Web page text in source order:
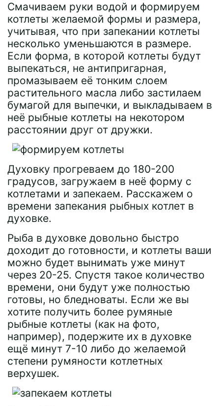
Смачиваем руки водой и формируем
котлеты желаемой формы и размера,
учитывая, что при запекании котлеты
несколько уменьшаются в размере.
Если форма, в которой котлеты будут
выпекаться, не антипригарная,
промазываем её тонким слоем
растительного масла либо застилаем
бумагой для выпечки, и выкладываем в
неё рыбные котлеты на некотором
расстоянии друг от дружки.
Духовку прогреваем до 180-200
градусов, загружаем в неё форму с
котлетами и запекаем. Расскажем о
времени запекания рыбных котлет в
духовке.
Рыба в духовке довольно быстро
доходит до готовности, и котлеты ваши
можно будет вынимать уже минут
через 20-25. Спустя такое количество
времени, они будут уже полностью
готовы, но бледноваты. Если же вы
хотите получить более румяные
рыбные котлеты (как на фото,
например), подержите их в духовке
ещё минут 7-10 либо до желаемой
степени румяности котлетных
верхушек.